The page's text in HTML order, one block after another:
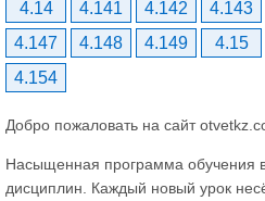
4.14
4.141 4.142 4.143
4.147
4.148 4.149 4.15
4.154
Добро пожаловать на сайт
Насыщенная программа обучения
дисциплин. Каждый новый урок